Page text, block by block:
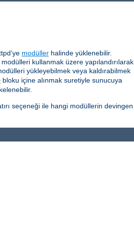
modüller halinde yüklenebilir.
modülleri kullanmak üzere yapılandırılarak
yükleyebilmek veya kaldırabilmek
bloku içine alınmak suretiyle sunucuya
seçeneği ile hangi modüllerin devingen